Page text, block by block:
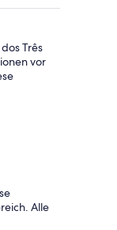
Três
vor
Alle